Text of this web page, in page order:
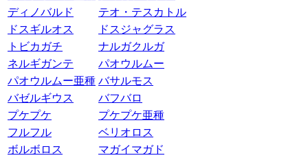
ディノバルド
テオ・テスカトル
ドスギルオス
ドスジャグラス
トビカガチ
ナルガクルガ
ネルギガンテ
パオウルムー
パオウルムー亜種 バサルモス
バゼルギウス
バフバロ
プケプケ
プケプケ亜種
フルフル
ベリオロス
ボルボロス
マガイマガド